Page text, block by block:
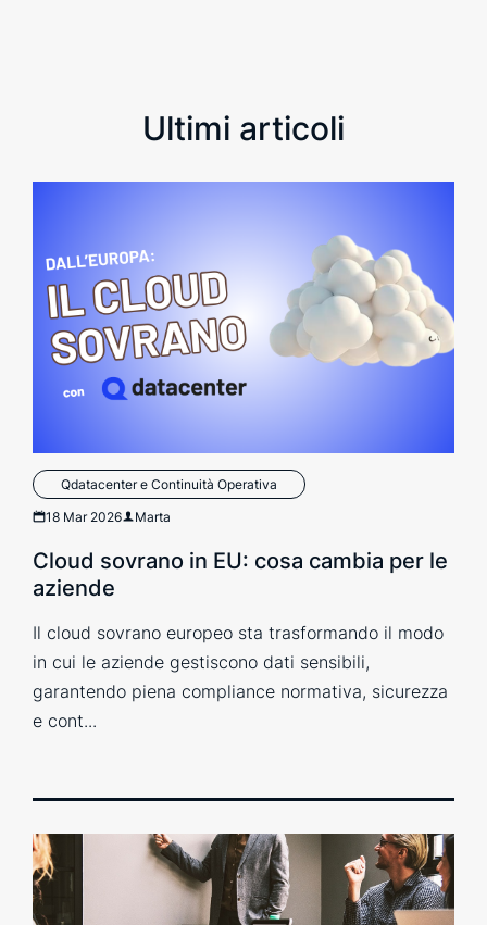
Ultimi articoli
Qdatacenter e Continuità Operativa
18 Mar 2026 Marta
Cloud sovrano in EU: cosa cambia per le
aziende
Il cloud sovrano europeo sta trasformando il modo
in cui le aziende gestiscono dati sensibili,
garantendo piena compliance normativa, sicurezza
e cont...